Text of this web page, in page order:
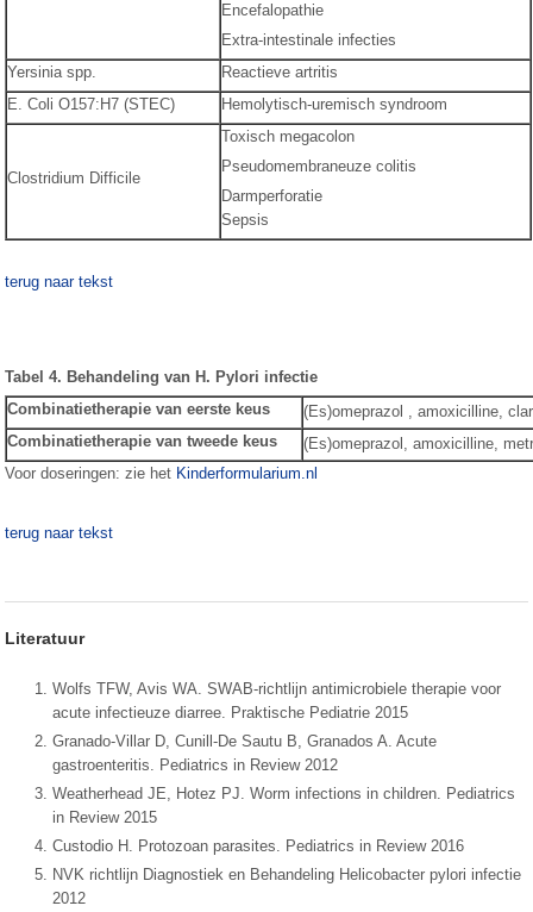
Encefalopathie
Extra-intestinale infecties
Yersinia spp.
Reactieve artritis
E. Coli O157:H7 (STEC)
Hemolytisch-uremisch syndroom
Clostridium Difficile
Toxisch megacolon
Pseudomembraneuze colitis
Darmperforatie
Sepsis
terug naar tekst
Tabel 4. Behandeling van H. Pylori infectie
Combinatietherapie van eerste keus
(Es)omeprazol , amoxicilline,
Combinatietherapie van tweede keus
(Es)omeprazol, amoxicilline,
Voor doseringen: zie het Kinderformularium.nl
terug naar tekst
Literatuur
Wolfs TFW, Avis WA. SWAB-richtlijn antimicrobiele therapie voor
acute infectieuze diarree. Praktische Pediatrie 2015
Granado-Villar D, Cunill-De Sautu B, Granados A. Acute
gastroenteritis. Pediatrics in Review 2012
Weatherhead JE, Hotez PJ. Worm infections in children. Pediatrics
in Review 2015
Custodio H. Protozoan parasites. Pediatrics in Review 2016
NVK richtlijn Diagnostiek en Behandeling Helicobacter pylori infectie
2012